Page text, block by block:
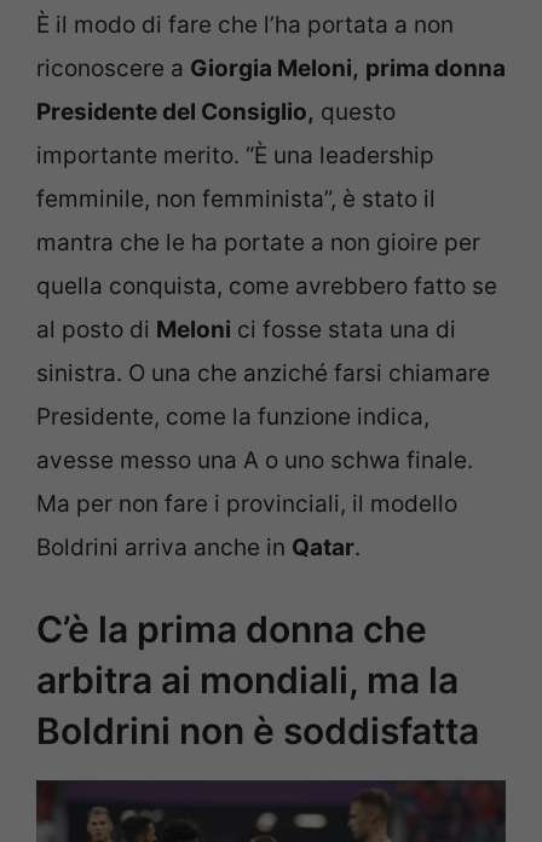
È il modo di fare che l’ha portata a non
riconoscere a Giorgia Meloni, prima donna
Presidente del Consiglio, questo
importante merito. “È una leadership
femminile, non femminista”, è stato il
mantra che le ha portate a non gioire per
quella conquista, come avrebbero fatto se
al posto di Meloni ci fosse stata una di
sinistra. O una che anziché farsi chiamare
Presidente, come la funzione indica,
avesse messo una A o uno schwa finale.
Ma per non fare i provinciali, il modello
Boldrini arriva anche in Qatar.
C’è la prima donna che
arbitra ai mondiali, ma la
Boldrini non è soddisfatta